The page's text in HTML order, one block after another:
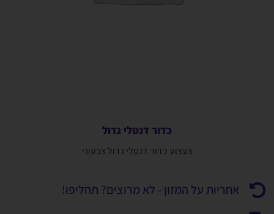
כדור דנטלי גדול
צעצוע כדור דנטלי גדול צבעוני
אחריות על המזון - לא מרוצים? תחליפו!